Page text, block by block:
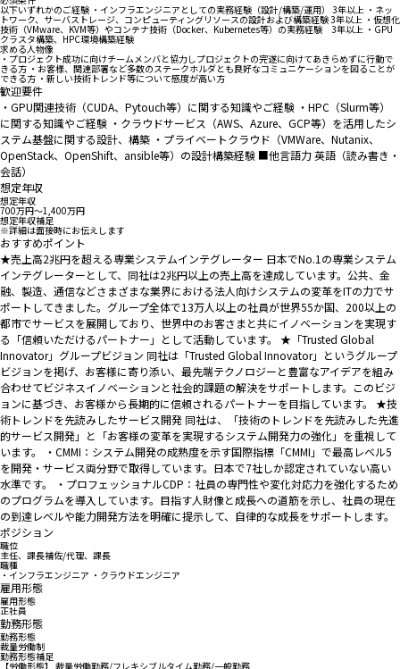
以下いずれかのご経験 ・インフラエンジニアとしての実務経験（設計/構築/運用） 3年以上 ・ネッ
トワーク、サーバストレージ、コンピューティングリソースの設計および構築経験 3年以上 ・仮想化
技術（VMware、KVM等）やコンテナ技術（Docker、Kubernetes等）の実務経験 3年以上 ・GPU
クラスタ構築、HPC環境構築経験
求める人物像
・プロジェクト成功に向けチームメンバと協力しプロジェクトの完遂に向けてあきらめずに行動で
きる方 ・お客様、関連部署など多数のステークホルダとも良好なコミュニケーションを図ることが
できる方 ・新しい技術トレンド等について感度が高い方
歓迎要件
・GPU関連技術（CUDA、Pytouch等）に関する知識やご経験 ・HPC（Slurm等）
に関する知識やご経験 ・クラウドサービス（AWS、Azure、GCP等）を活用したシ
ステム基盤に関する設計、構築 ・プライベートクラウド（VMWare、Nutanix、
OpenStack、OpenShift、ansible等）の設計構築経験 ■他言語力 英語（読み書き・
会話）
想定年収
想定年収
700万円〜1,400万円
想定年収補足
※詳細は面接時にお伝えします
おすすめポイント
★売上高2兆円を超える専業システムインテグレーター 日本でNo.1の専業システム
インテグレーターとして、同社は2兆円以上の売上高を達成しています。公共、金
融、製造、通信などさまざまな業界における法人向けシステムの変革をITの力でサ
ポートしてきました。グループ全体で13万人以上の社員が世界55か国、200以上の
都市でサービスを展開しており、世界中のお客さまと共にイノベーションを実現す
る「信頼いただけるパートナー」として活動しています。 ★「Trusted Global
Innovator」グループビジョン 同社は「Trusted Global Innovator」というグループ
ビジョンを掲げ、お客様に寄り添い、最先端テクノロジーと豊富なアイデアを組み
合わせてビジネスイノベーションと社会的課題の解決をサポートします。このビジ
ョンに基づき、お客様から長期的に信頼されるパートナーを目指しています。 ★技
術トレンドを先読みしたサービス開発 同社は、「技術のトレンドを先読みした先進
的サービス開発」と「お客様の変革を実現するシステム開発力の強化」を重視して
います。 ・CMMI：システム開発の成熟度を示す国際指標「CMMI」で最高レベル5
を開発・サービス両分野で取得しています。日本で7社しか認定されていない高い
水準です。 ・プロフェッショナルCDP：社員の専門性や変化対応力を強化するため
のプログラムを導入しています。目指す人財像と成長への道筋を示し、社員の現在
の到達レベルや能力開発方法を明確に提示して、自律的な成長をサポートします。
ポジション
職位
主任、課長補佐/代理、課長
職種
・インフラエンジニア ・クラウドエンジニア
雇用形態
雇用形態
正社員
勤務形態
勤務形態
裁量労働制
勤務形態補足
【労働形態】 裁量労働勤務/フレキシブルタイム勤務/一般勤務